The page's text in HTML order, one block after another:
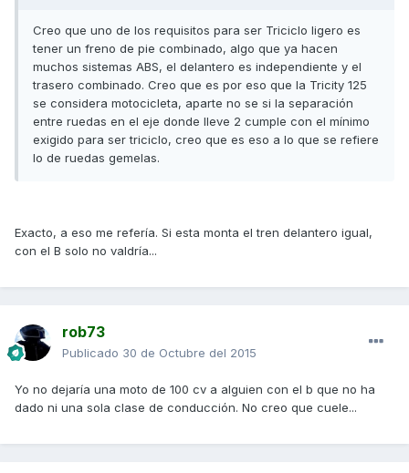
Creo que uno de los requisitos para ser Triciclo ligero es
tener un freno de pie combinado, algo que ya hacen
muchos sistemas ABS, el delantero es independiente y el
trasero combinado. Creo que es por eso que la Tricity 125
se considera motocicleta, aparte no se si la separación
entre ruedas en el eje donde lleve 2 cumple con el mínimo
exigido para ser triciclo, creo que es eso a lo que se refiere
lo de ruedas gemelas.
Exacto, a eso me refería. Si esta monta el tren delantero igual,
con el B solo no valdría...
rob73
Publicado 30 de Octubre del 2015
Yo no dejaría una moto de 100 cv a alguien con el b que no ha
dado ni una sola clase de conducción. No creo que cuele...